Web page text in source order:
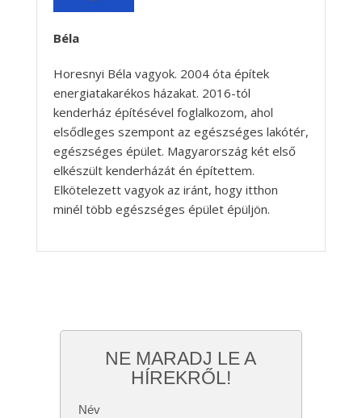
Béla
Horesnyi Béla vagyok. 2004 óta építek
energiatakarékos házakat. 2016-tól
kenderház építésével foglalkozom, ahol
elsődleges szempont az egészséges lakótér,
egészséges épület. Magyarország két első
elkészült kenderházát én építettem.
Elkötelezett vagyok az iránt, hogy itthon
minél több egészséges épület épüljön.
NE MARADJ LE A
HÍREKRŐL!
Név